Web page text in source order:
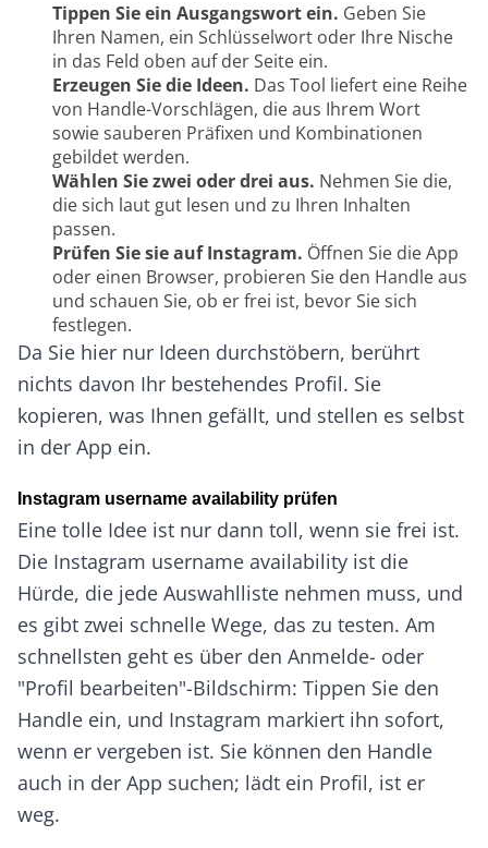
Tippen Sie ein Ausgangswort ein. Geben Sie
Ihren Namen, ein Schlüsselwort oder Ihre Nische
in das Feld oben auf der Seite ein.
Erzeugen Sie die Ideen. Das Tool liefert eine Reihe
von Handle-Vorschlägen, die aus Ihrem Wort
sowie sauberen Präfixen und Kombinationen
gebildet werden.
Wählen Sie zwei oder drei aus. Nehmen Sie die,
die sich laut gut lesen und zu Ihren Inhalten
passen.
Prüfen Sie sie auf Instagram. Öffnen Sie die App
oder einen Browser, probieren Sie den Handle aus
und schauen Sie, ob er frei ist, bevor Sie sich
festlegen.
Da Sie hier nur Ideen durchstöbern, berührt
nichts davon Ihr bestehendes Profil. Sie
kopieren, was Ihnen gefällt, und stellen es selbst
in der App ein.
Instagram username availability prüfen
Eine tolle Idee ist nur dann toll, wenn sie frei ist.
Die Instagram username availability ist die
Hürde, die jede Auswahlliste nehmen muss, und
es gibt zwei schnelle Wege, das zu testen. Am
schnellsten geht es über den Anmelde- oder
"Profil bearbeiten"-Bildschirm: Tippen Sie den
Handle ein, und Instagram markiert ihn sofort,
wenn er vergeben ist. Sie können den Handle
auch in der App suchen; lädt ein Profil, ist er
weg.